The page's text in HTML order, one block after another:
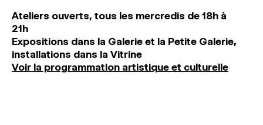
Ateliers ouverts, tous les mercredis de 18h à
21h
Expositions dans la Galerie et la Petite Galerie,
installations dans la Vitrine
Voir la programmation artistique et culturelle